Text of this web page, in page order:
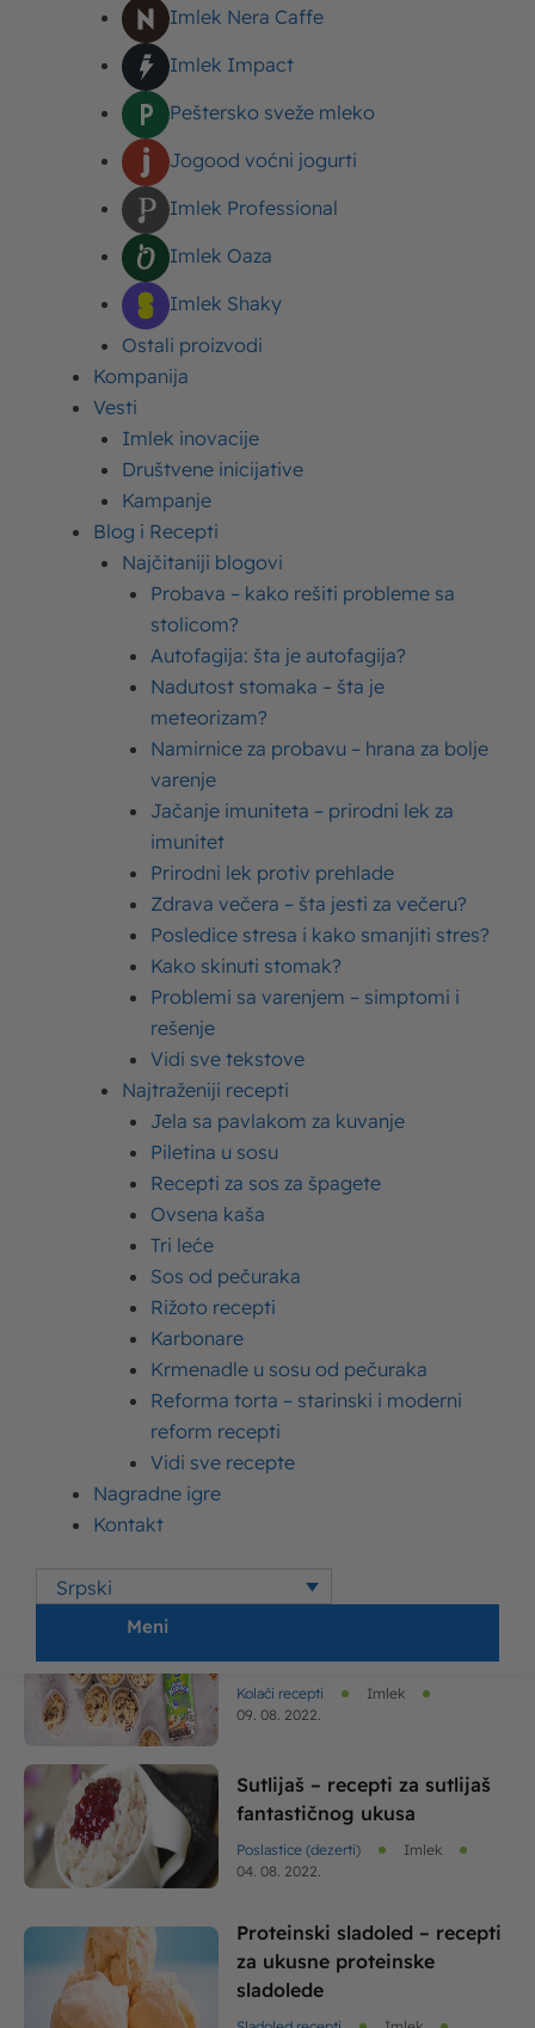
Imlek Nera Caffe
Imlek Impact
Peštersko sveže mleko
Jogood voćni jogurti
Imlek Professional
Imlek Oaza
Imlek Shaky
Ostali proizvodi
Kompanija
Vesti
Imlek inovacije
Društvene inicijative
Kampanje
Blog i Recepti
Najčitaniji blogovi
Probava – kako rešiti probleme sa
stolicom?
Autofagija: šta je autofagija?
Nadutost stomaka – šta je
meteorizam?
Namirnice za probavu – hrana za bolje
varenje
Jačanje imuniteta – prirodni lek za
imunitet
Prirodni lek protiv prehlade
Zdrava večera – šta jesti za večeru?
Posledice stresa i kako smanjiti stres?
Kako skinuti stomak?
Problemi sa varenjem – simptomi i
rešenje
Vidi sve tekstove
Najtraženiji recepti
Jela sa pavlakom za kuvanje
Piletina u sosu
Recepti za sos za špagete
Ovsena kaša
Tri leće
Sos od pečuraka
Rižoto recepti
Karbonare
Krmenadle u sosu od pečuraka
Reforma torta – starinski i moderni
reform recepti
Vidi sve recepte
Nagradne igre
Kontakt
Srpski
Meni
POSLASTICE (DEZERTI) Imlek
Kako umutiti šlag - Kako se pravi šlag za
svaku poslasticu
POSLASTICE (DEZERTI)
Krem sir za kolače i torte - koji je najbolji
sir za kolače?
KOLAČI RECEPTI Imlek
Kremasti kolači - recepti za najbolje
kremaste kolače
POSLASTICE (DEZERTI) Imlek
Filovi za torte - kako se pravi savršen fil
za torte
Poslednji tekstovi
Poslastice (dezerti)
Imlek
19. 08. 2022.
Čokoladni puding
17. 08. 2022.
Kolači recepti
Imlek
09. 08. 2022.
Slatki mafini sa bananom
Poslastice (dezerti)
Imlek
04. 08. 2022.
Sutlijaš – recepti za sutlijaš
fantastičnog ukusa
Proteinski sladoled – recepti
za ukusne proteinske
sladolede
StranicaStranicaStranica